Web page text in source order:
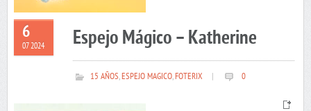
6
07 2024 Espejo Mágico – Katherine
15 AÑOS,ESPEJO MAGICO,FOTERIX 0